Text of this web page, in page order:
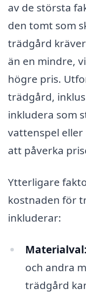
av de största
den tomt som
trädgård
än en mindre,
högre pris.
trädgård,
inkludera som
vattenspel eller
att påverka
Ytterligare
kostnaden för
inkluderar:
Materialval:
och andra
trädgård